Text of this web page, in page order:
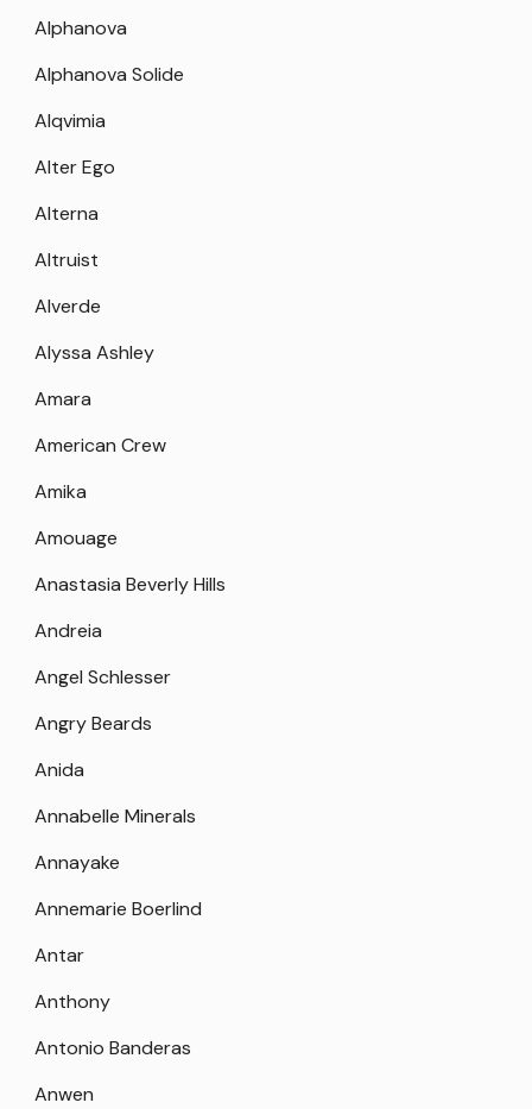
Alphanova
Alphanova Solide
Alqvimia
Alter Ego
Alterna
Altruist
Alverde
Alyssa Ashley
Amara
American Crew
Amika
Amouage
Anastasia Beverly Hills
Andreia
Angel Schlesser
Angry Beards
Anida
Annabelle Minerals
Annayake
Annemarie Boerlind
Antar
Anthony
Antonio Banderas
Anwen